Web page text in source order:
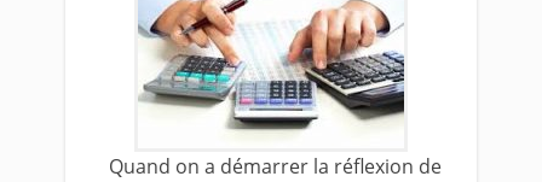
Quand on a démarrer la réflexion de